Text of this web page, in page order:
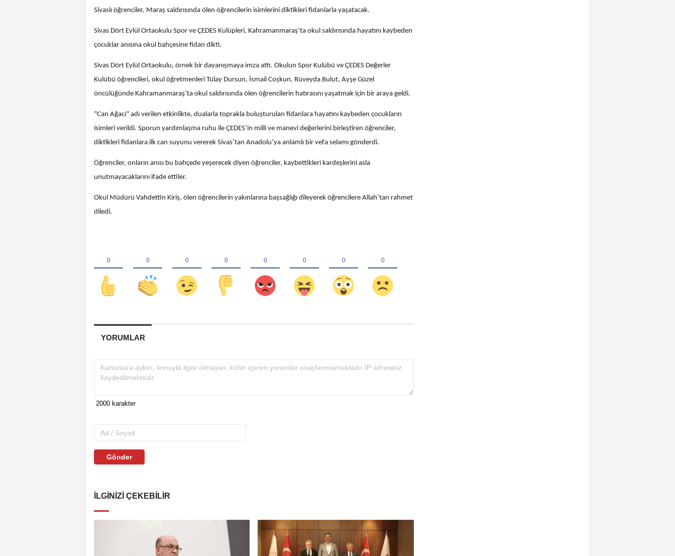
Sivaslı öğrenciler, Maraş saldırısında ölen öğrencilerin isimlerini diktikleri fidanlarla yaşatacak.
Sivas Dört Eylül Ortaokulu Spor ve ÇEDES Kulüpleri, Kahramanmaraş’ta okul saldırısında hayatını kaybeden
çocuklar anısına okul bahçesine fidan dikti.
Sivas Dört Eylül Ortaokulu, örnek bir dayanışmaya imza attı. Okulun Spor Kulübü ve ÇEDES Değerler
Kulübü öğrencileri, okul öğretmenleri Tülay Dursun, İsmail Coşkun, Rüveyda Bulut, Ayşe Güzel
öncülüğünde Kahramanmaraş’ta okul saldırısında ölen öğrencilerin hatırasını yaşatmak için bir araya geldi.
"Can Ağacı" adı verilen etkinlikte, dualarla toprakla buluşturulan fidanlara hayatını kaybeden çocukların
isimleri verildi. Sporun yardımlaşma ruhu ile ÇEDES’in milli ve manevi değerlerini birleştiren öğrenciler,
diktikleri fidanlara ilk can suyunu vererek Sivas’tan Anadolu’ya anlamlı bir vefa selamı gönderdi.
Öğrenciler, onların anısı bu bahçede yeşerecek diyen öğrenciler, kaybettikleri kardeşlerini asla
unutmayacaklarını ifade ettiler.
Okul Müdürü Vahdettin Kiriş, ölen öğrencilerin yakınlarına başsağlığı dileyerek öğrencilere Allah’tan rahmet
diledi.
YORUMLAR
Gönder
İLGINIZI ÇEKEBILIR